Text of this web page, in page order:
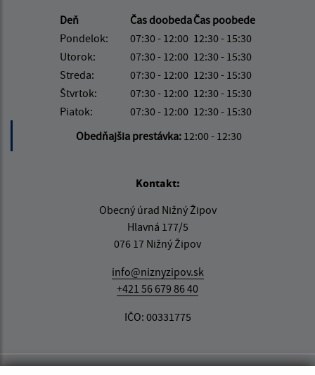
Deň
Čas doobedaČas poobede
Pondelok:
07:30 - 12:00 12:30 - 15:30
Utorok:
07:30 - 12:00 12:30 - 15:30
Streda:
07:30 - 12:00 12:30 - 15:30
Štvrtok:
07:30 - 12:00 12:30 - 15:30
Piatok:
07:30 - 12:00 12:30 - 15:30
Obedňajšia prestávka: 12:00 - 12:30
Kontakt:
Obecný úrad Nižný Žipov
Hlavná 177/5
076 17 Nižný Žipov
info@niznyzipov.sk
+421 56 679 86 40
IČO: 00331775